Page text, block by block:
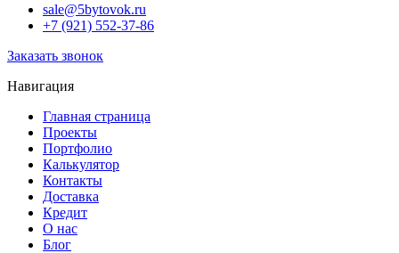
sale@5bytovok.ru
+7 (921) 552-37-86
Заказать звонок
Навигация
Главная страница
Проекты
Портфолио
Калькулятор
Контакты
Доставка
Кредит
О нас
Блог